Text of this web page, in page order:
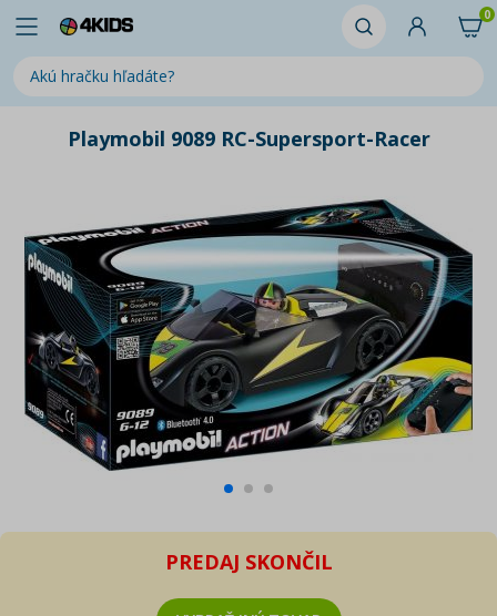
0
Playmobil 9089 RC-Supersport-Racer
PREDAJ SKONČIL